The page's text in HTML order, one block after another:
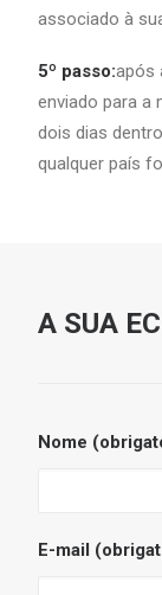
associado à
5º passo:após
enviado para a
dois dias
qualquer país
A SUA
Nome
E-mail